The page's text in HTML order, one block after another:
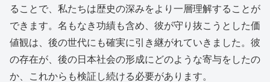
ることで、私たちは歴史の深みをより一層理解することが
できます。名もなき功績も含め、彼が守り抜こうとした価
値観は、後の世代にも確実に引き継がれていきました。彼
の存在が、後の日本社会の形成にどのような寄与をしたの
か、これからも検証し続ける必要があります。